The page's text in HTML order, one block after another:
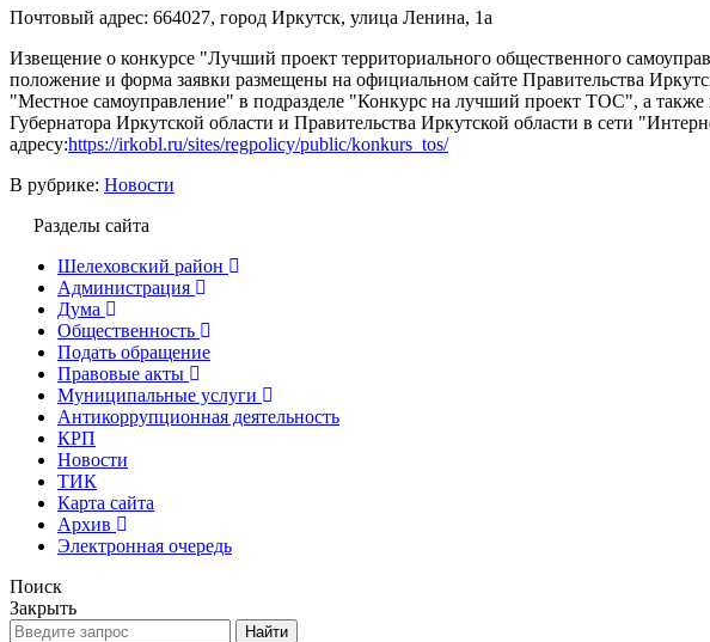
Почтовый адрес: 664027, город Иркутск, улица Ленина, 1а
Извещение о конкурсе "Лучший проект территориального общественного
положение и форма заявки размещены на официальном сайте Правительства
"Местное самоуправление" в подразделе "Конкурс на лучший проект ТОС", а также
Губернатора Иркутской области и Правительства Иркутской области в сети
адресу:https://irkobl.ru/sites/regpolicy/public/konkurs_tos/
В рубрике: Новости
Разделы сайта
Шелеховский район
Администрация
Дума
Общественность
Подать обращение
Правовые акты
Муниципальные услуги
Антикоррупционная деятельность
КРП
Новости
ТИК
Карта сайта
Архив
Электронная очередь
Поиск
Закрыть
Найти